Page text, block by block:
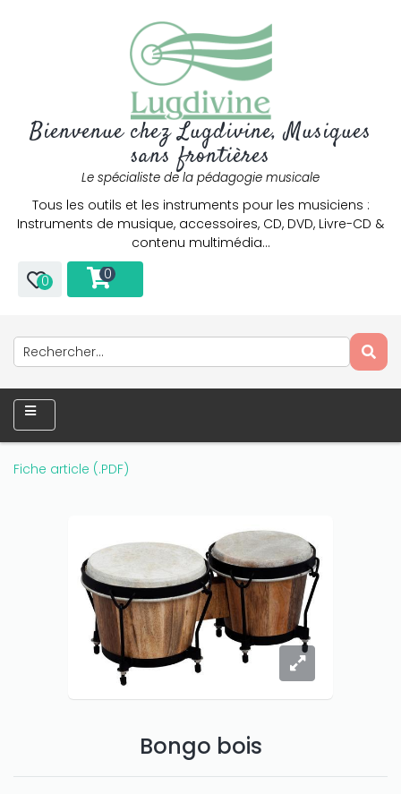
Bienvenue chez Lugdivine, Musiques
sans frontières
Le spécialiste de la pédagogie musicale
Tous les outils et les instruments pour les musiciens :
Instruments de musique, accessoires, CD, DVD, Livre-CD &
contenu multimédia…
0 0
Fiche article (.PDF)
Bongo bois